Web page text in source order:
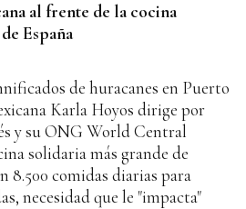
al frente de la cocina
España
de huracanes en Puerto
Karla Hoyos dirige por
y su ONG World Central
solidaria más grande de
8.500 comidas diarias para
necesidad que le "impacta"